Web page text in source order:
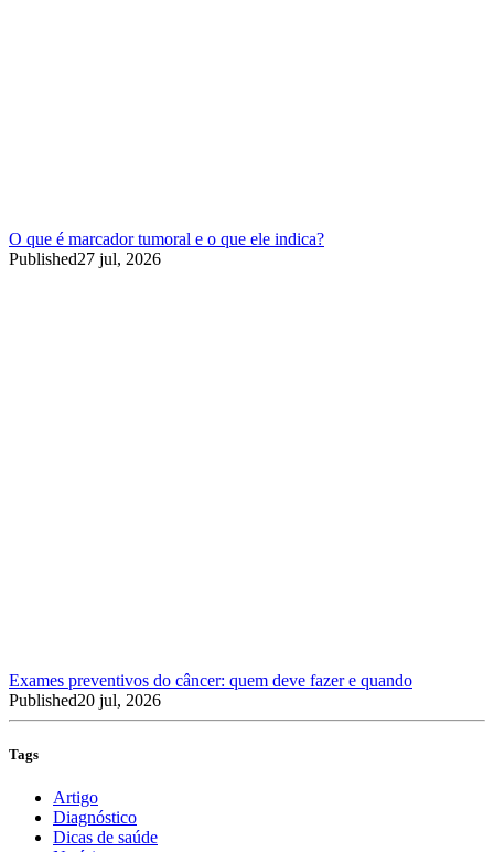
O que é marcador tumoral e o que ele indica?
Published27 jul, 2026
Exames preventivos do câncer: quem deve fazer e quando
Published20 jul, 2026
Tags
Artigo
Diagnóstico
Dicas de saúde